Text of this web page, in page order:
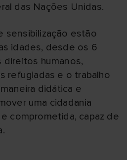
das Nações Unidas.
sensibilização estão
idades, desde os 6
direitos humanos,
refugiadas e o trabalho
didática e
uma cidadania
comprometida, capaz de